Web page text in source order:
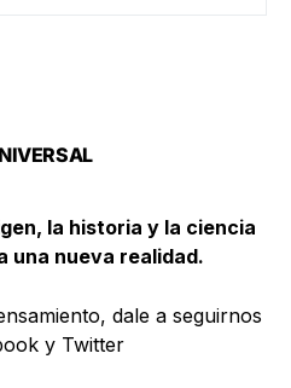
la historia y la ciencia
una nueva realidad.
dale a seguirnos
y Twitter